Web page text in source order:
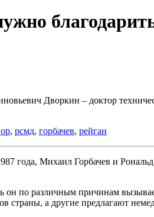
Дворкин – доктор
, рсмд, горбачев, рейган
года, Михаил Горбачев и
он по различным причинам
страны, а другие предлагают